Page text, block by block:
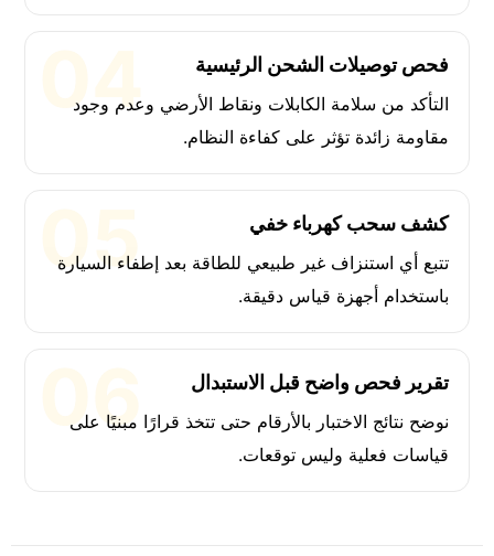
فحص توصيلات الشحن الرئيسية
التأكد من سلامة الكابلات ونقاط الأرضي وعدم وجود
مقاومة زائدة تؤثر على كفاءة النظام.
كشف سحب كهرباء خفي
تتبع أي استنزاف غير طبيعي للطاقة بعد إطفاء السيارة
باستخدام أجهزة قياس دقيقة.
تقرير فحص واضح قبل الاستبدال
نوضح نتائج الاختبار بالأرقام حتى تتخذ قرارًا مبنيًا على
قياسات فعلية وليس توقعات.